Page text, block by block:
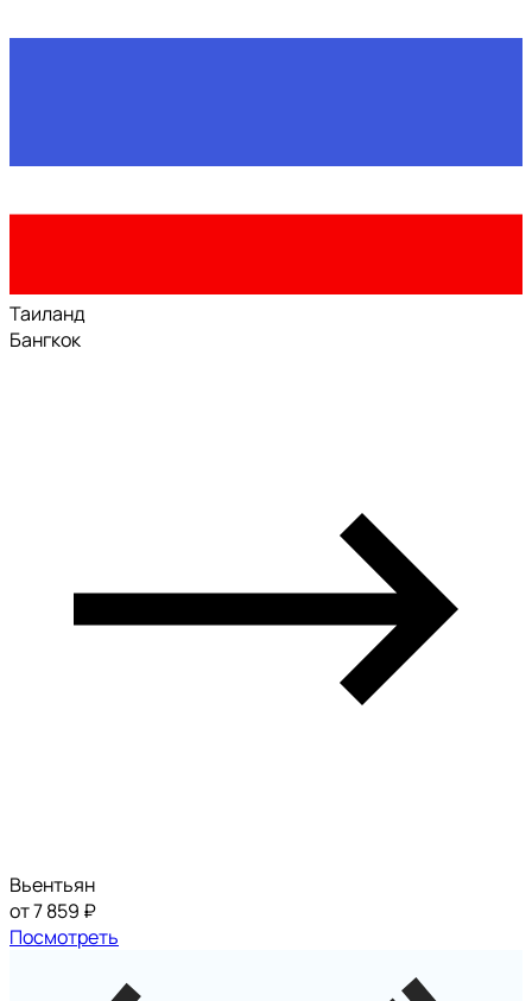
Таиланд
Бангкок
Вьентьян
от 7 859 ₽
Посмотреть